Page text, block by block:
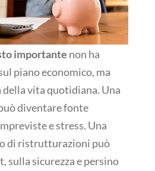
importante non ha
piano economico, ma
della vita quotidiana. Una
diventare fonte
e stress. Una
di ristrutturazioni può
sulla sicurezza e persino